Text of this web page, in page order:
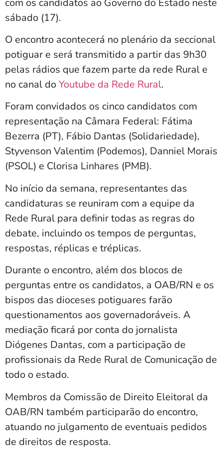
sábado (17).
O encontro acontecerá no plenário da seccional
potiguar e será transmitido a partir das 9h30
pelas rádios que fazem parte da rede Rural e
no canal doYoutube da Rede Rural.
Foram convidados os cinco candidatos com
representação na Câmara Federal: Fátima
Bezerra (PT), Fábio Dantas (Solidariedade),
Styvenson Valentim (Podemos), Danniel Morais
(PSOL) e Clorisa Linhares (PMB).
No início da semana, representantes das
candidaturas se reuniram com a equipe da
Rede Rural para definir todas as regras do
debate, incluindo os tempos de perguntas,
respostas, réplicas e tréplicas.
Durante o encontro, além dos blocos de
perguntas entre os candidatos, a OAB/RN e os
bispos das dioceses potiguares farão
questionamentos aos governadoráveis. A
mediação ficará por conta do jornalista
Diógenes Dantas, com a participação de
profissionais da Rede Rural de Comunicação de
todo o estado.
Membros da Comissão de Direito Eleitoral da
OAB/RN também participarão do encontro,
atuando no julgamento de eventuais pedidos
de direitos de resposta.